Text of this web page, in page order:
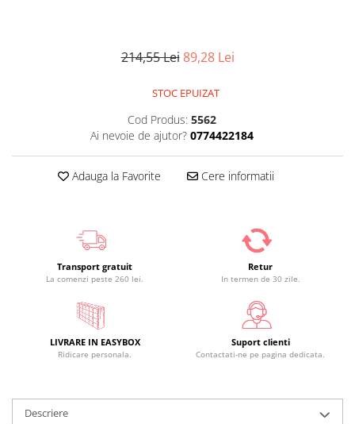
214,55 Lei 89,28 Lei
STOC EPUIZAT
Cod Produs: 5562
Ai nevoie de ajutor? 0774422184
Adauga la Favorite Cere informatii
Transport gratuit
La comenzi peste 260 lei.
Retur
In termen de 30 zile.
LIVRARE IN EASYBOX
Ridicare personala.
Suport clienti
Contactati-ne pe pagina dedicata.
Descriere